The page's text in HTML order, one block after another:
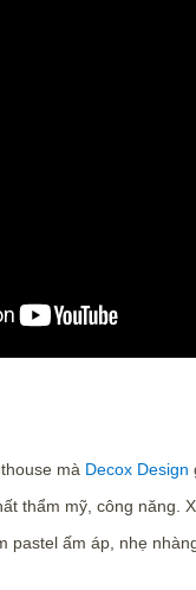
mà Decox Design
thẩm mỹ, công năng.
pastel ấm áp, nhẹ